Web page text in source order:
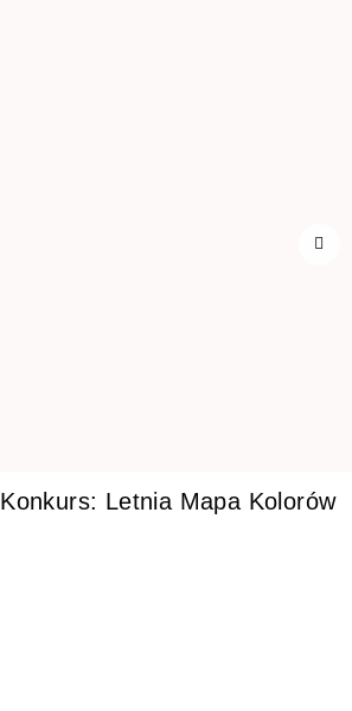
Konkurs: Letnia Mapa Kolorów